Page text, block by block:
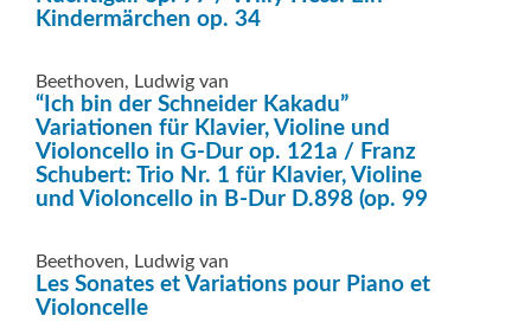
Kindermärchen op. 34
Beethoven, Ludwig van
“Ich bin der Schneider Kakadu”
Variationen für Klavier, Violine und
Violoncello in G-Dur op. 121a / Franz
Schubert: Trio Nr. 1 für Klavier, Violine
und Violoncello in B-Dur D.898 (op. 99
Beethoven, Ludwig van
Les Sonates et Variations pour Piano et
Violoncelle